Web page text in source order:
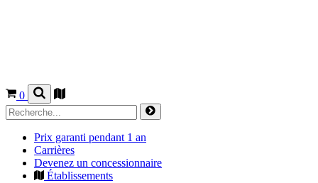
0
Prix garanti pendant 1 an
Carrières
Devenez un concessionnaire
Établissements